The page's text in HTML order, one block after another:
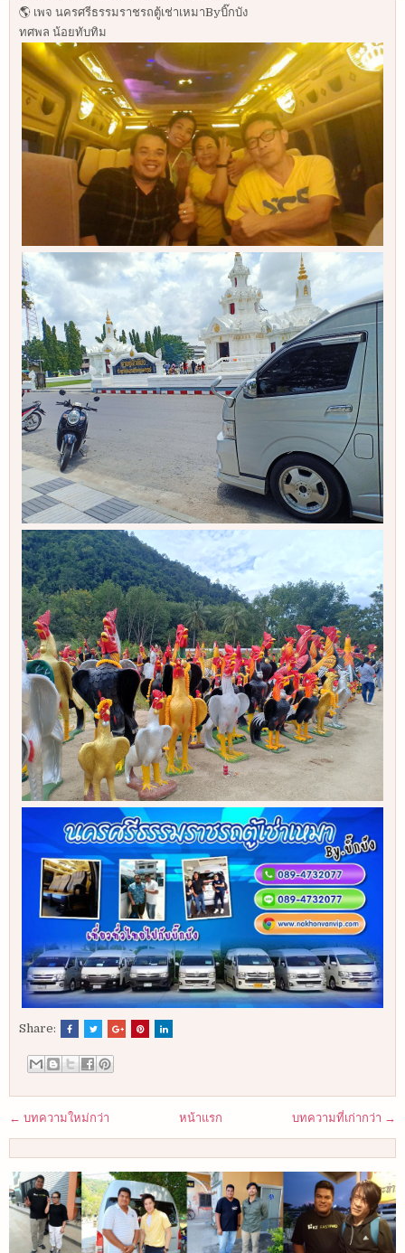
🌎 เพจ นครศรีธรรมราชรถตู้เช่าเหมาByบิ๊กบัง
ทศพล น้อยทับทิม
Share:
← บทความใหม่กว่า บทความที่เก่ากว่า →
หน้าแรก